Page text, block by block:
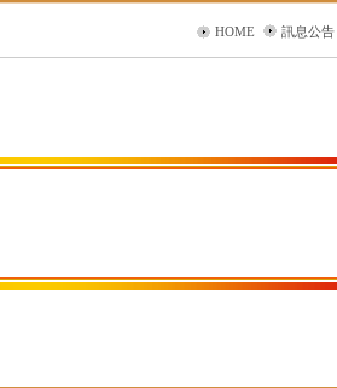
HOME 訊息公告